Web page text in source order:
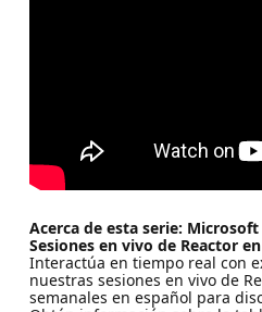
Acerca de esta serie:
Sesiones en vivo de Reactor
Interactúa en tiempo real con
nuestras sesiones en vivo de
semanales en español para